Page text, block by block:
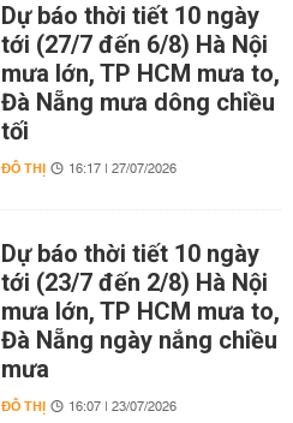
Dự báo thời tiết 10 ngày
tới (27/7 đến 6/8) Hà Nội
mưa lớn, TP HCM mưa to,
Đà Nẵng mưa dông chiều
tối
ĐÔ THỊ 16:17 | 27/07/2026
Dự báo thời tiết 10 ngày
tới (23/7 đến 2/8) Hà Nội
mưa lớn, TP HCM mưa to,
Đà Nẵng ngày nắng chiều
mưa
ĐÔ THỊ 16:07 | 23/07/2026